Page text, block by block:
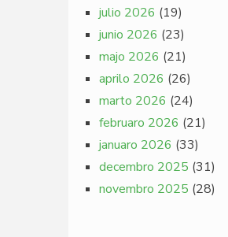
julio 2026 (19)
junio 2026 (23)
majo 2026 (21)
aprilo 2026 (26)
marto 2026 (24)
februaro 2026 (21)
januaro 2026 (33)
decembro 2025 (31)
novembro 2025 (28)